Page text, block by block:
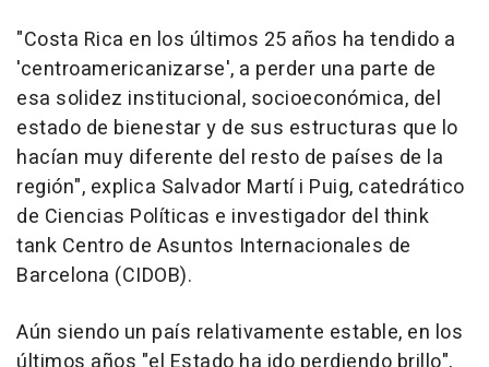
"Costa Rica en los últimos 25 años ha tendido a
'centroamericanizarse', a perder una parte de
esa solidez institucional, socioeconómica, del
estado de bienestar y de sus estructuras que lo
hacían muy diferente del resto de países de la
región", explica Salvador Martí i Puig, catedrático
de Ciencias Políticas e investigador del think
tank Centro de Asuntos Internacionales de
Barcelona (CIDOB).
Aún siendo un país relativamente estable, en los